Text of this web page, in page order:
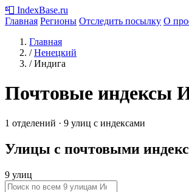
📮 IndexBase.ru
Главная Регионы Отследить посылку О
Главная
/ Ненецкий
/ Индига
Почтовые индексы
1 отделений · 9 улиц с индексами
Улицы с почтовыми
9 улиц